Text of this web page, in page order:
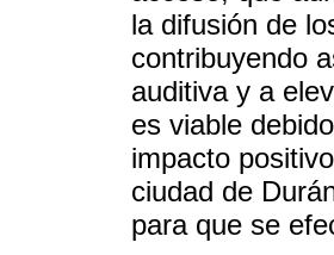
la difusión de
contribuyendo
auditiva y a
es viable
impacto
ciudad de
para que se